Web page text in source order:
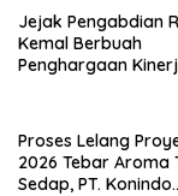
Jejak Pengabdian
Kemal Berbuah
Penghargaan
Proses Lelang
2026 Tebar Aroma
Sedap, PT. Konindo